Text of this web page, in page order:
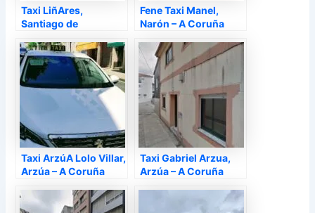
Taxi LiñAres,
Santiago de
Coruña
Fene Taxi Manel,
Narón – A Coruña
Taxi ArzúA Lolo Villar,
Arzúa – A Coruña
Taxi Gabriel Arzua,
Arzúa – A Coruña